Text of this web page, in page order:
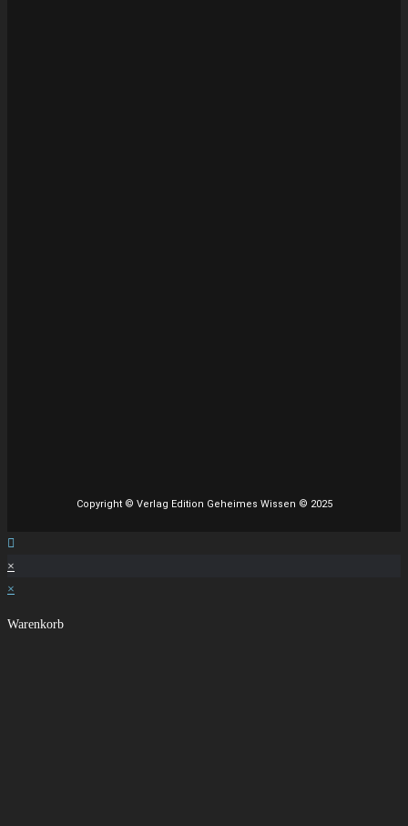
Copyright © Verlag Edition Geheimes Wissen © 2025
×
×
Warenkorb